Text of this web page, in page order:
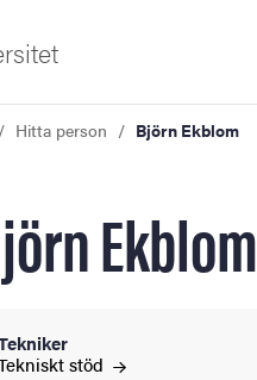
Hitta person Björn Ekblom
Ekblom
stöd